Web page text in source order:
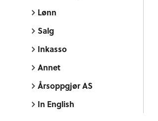
Lønn
Salg
Inkasso
Annet
Årsoppgjør AS
In English